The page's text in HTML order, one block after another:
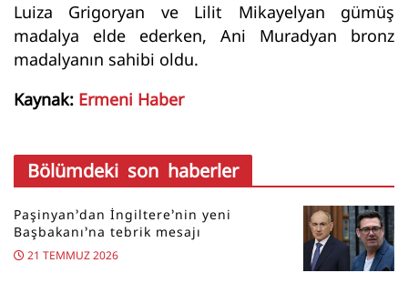
Luiza Grigoryan ve Lilit Mikayelyan gümüş
madalya elde ederken, Ani Muradyan bronz
madalyanın sahibi oldu.
Kaynak: Ermeni Haber
Bölümdeki son haberler
Paşinyan’dan İngiltere’nin yeni
Başbakanı’na tebrik mesajı
21 TEMMUZ 2026